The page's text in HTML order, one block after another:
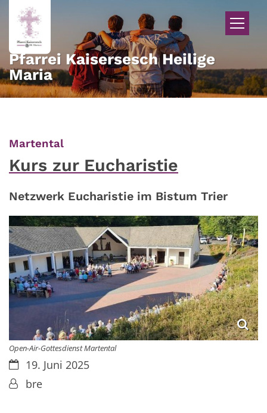
Zum Inhalt springen
Pfarrei Kaisersesch Heilige
Maria
Martental:
Kurs zur Eucharistie
Netzwerk Eucharistie im Bistum Trier
Open-Air-Gottesdienst Martental
Datum:19. Juni 2025
Von:bre